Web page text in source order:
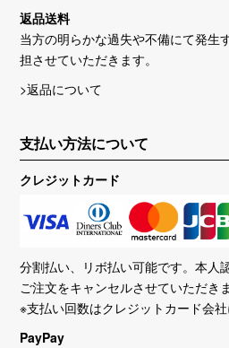
返品送料
当方の明らかな過失や不備にて発生
担させていただきます。
>返品について
支払い方法について
クレジットカード
分割払い、リボ払い可能です。本人
ご注文をキャンセルさせていただきま
※支払い回数はクレジットカード会社
PayPay